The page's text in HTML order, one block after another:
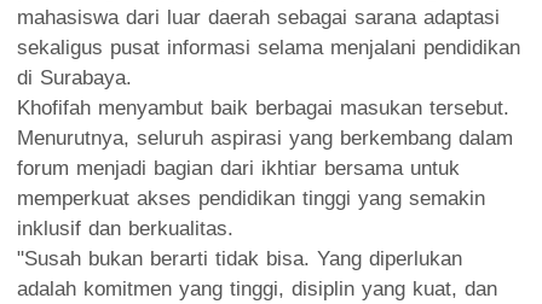
mahasiswa dari luar daerah sebagai sarana adaptasi
sekaligus pusat informasi selama menjalani pendidikan
di Surabaya.
Khofifah menyambut baik berbagai masukan tersebut.
Menurutnya, seluruh aspirasi yang berkembang dalam
forum menjadi bagian dari ikhtiar bersama untuk
memperkuat akses pendidikan tinggi yang semakin
inklusif dan berkualitas.
"Susah bukan berarti tidak bisa. Yang diperlukan
adalah komitmen yang tinggi, disiplin yang kuat, dan